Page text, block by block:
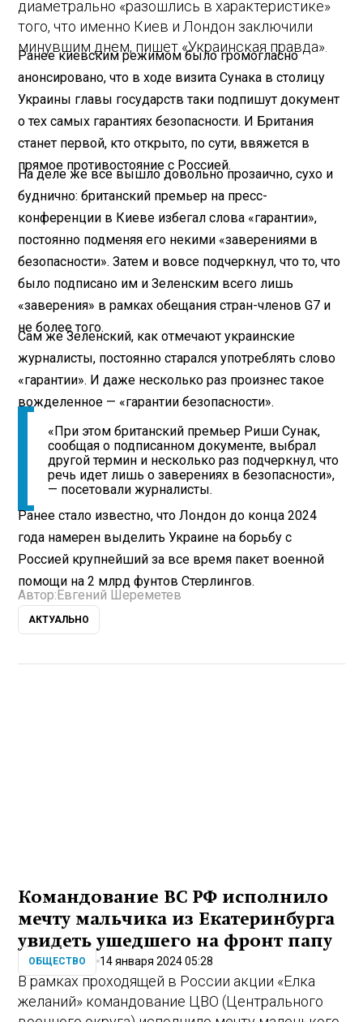
диаметрально «разошлись в характеристике»
того, что именно Киев и Лондон заключили
минувшим днем, пишет «Украинская правда».
Ранее киевским режимом было громогласно
анонсировано, что в ходе визита Сунака в столицу
Украины главы государств таки подпишут документ
о тех самых гарантиях безопасности. И Британия
станет первой, кто открыто, по сути, ввяжется в
прямое противостояние с Россией.
На деле же все вышло довольно прозаично, сухо и
буднично: британский премьер на пресс-
конференции в Киеве избегал слова «гарантии»,
постоянно подменяя его некими «заверениями в
безопасности». Затем и вовсе подчеркнул, что то, что
было подписано им и Зеленским всего лишь
«заверения» в рамках обещания стран-членов G7 и
не более того.
Сам же Зеленский, как отмечают украинские
журналисты, постоянно старался употреблять слово
«гарантии». И даже несколько раз произнес такое
вожделенное — «гарантии безопасности».
«При этом британский премьер Риши Сунак,
сообщая о подписанном документе, выбрал
другой термин и несколько раз подчеркнул, что
речь идет лишь о заверениях в безопасности»,
— посетовали журналисты.
Ранее стало известно, что Лондон до конца 2024
года намерен выделить Украине на борьбу с
Россией крупнейший за все время пакет военной
помощи на 2 млрд фунтов Стерлингов.
Автор: Евгений Шереметев
АКТУАЛЬНО
Командование ВС РФ исполнило
мечту мальчика из Екатеринбурга
увидеть ушедшего на фронт папу
ОБЩЕСТВО 14 января 2024 05:28
В рамках проходящей в России акции «Елка
желаний» командование ЦВО (Центрального